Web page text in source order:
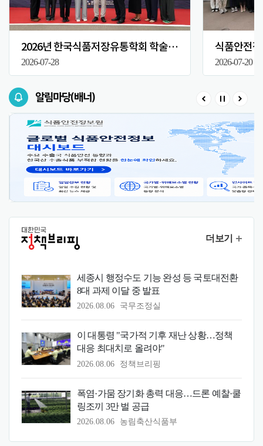
2026년 한국식품저장유통학회 학술대회
2026-07-28
식품안전
2026-07-20
알림마당(배너)